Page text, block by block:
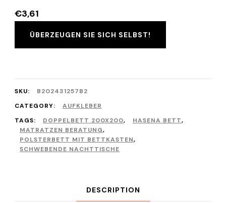
€3,61
ÜBERZEUGEN SIE SICH SELBST!
SKU:
B202431257B2
CATEGORY:
AUFKLEBER
TAGS:
DOPPELBETT 200X200, HASENA BETT,
MATRATZEN BERATUNG,
POLSTERBETT MIT BETTKASTEN,
SCHWEBENDE NACHTTISCHE
DESCRIPTION